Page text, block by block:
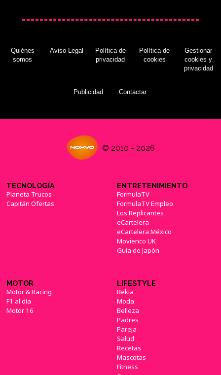
Quiénes
somos
Aviso Legal
Política de
privacidad
Política de
cookies
Gestionar
cookies y
privacidad
Publicidad Contactar
© 2010 - 2026
TECNOLOGÍA
Planeta Trucos
Capitán Ofertas
ENTRETENIMIENTO
FormulaTV
FormulaTV Empleo
Los Replicantes
eCartelera
eCartelera México
Movienco UK
Guía de Japón
MOTOR
Motor & Racing
F1 al día
Motor 16
LIFESTYLE
Bekia
Moda
Belleza
Padres
Pareja
Salud
Recetas
Mascotas
Fitness